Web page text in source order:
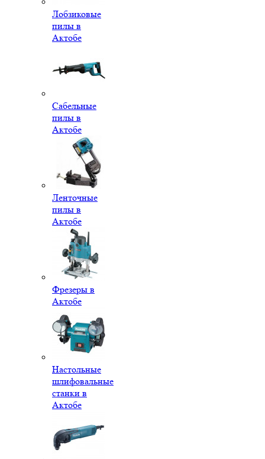
Лобзиковые
пилы в
Актобе
Сабельные
пилы в
Актобе
Ленточные
пилы в
Актобе
Фрезеры в
Актобе
Настольные
шлифовальные
станки в
Актобе